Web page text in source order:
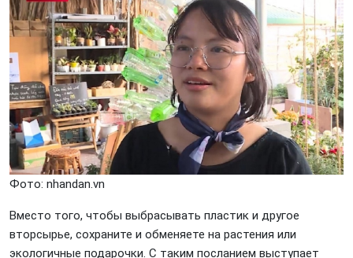
Фото: nhandan.vn
Вместо того, чтобы выбрасывать пластик и другое
вторсырье, сохраните и обменяете на растения или
экологичные подарочки. С таким посланием выступает